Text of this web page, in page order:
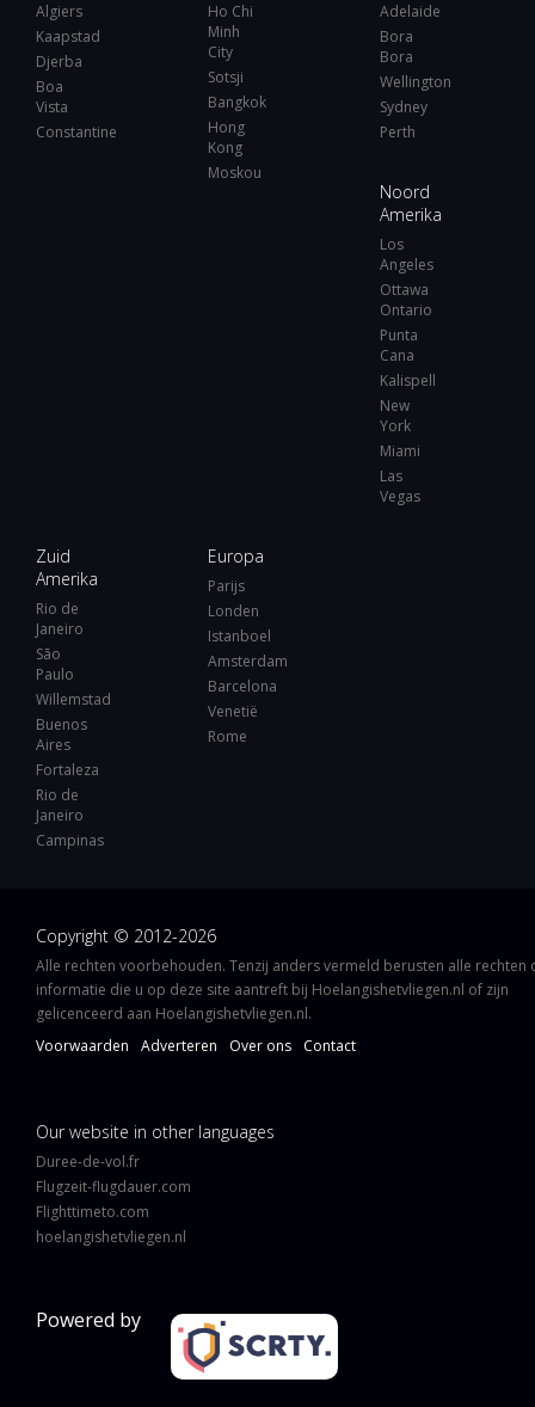
Algiers
Kaapstad
Djerba
Boa
Vista
Constantine
Ho Chi
Minh
City
Sotsji
Bangkok
Hong
Kong
Moskou
Adelaide
Bora
Bora
Wellington
Sydney
Perth
Noord
Amerika
Los
Angeles
Ottawa
Ontario
Punta
Cana
Kalispell
New
York
Miami
Las
Vegas
Zuid
Amerika
Rio de
Janeiro
São
Paulo
Willemstad
Buenos
Aires
Fortaleza
Rio de
Janeiro
Campinas
Europa
Parijs
Londen
Istanboel
Amsterdam
Barcelona
Venetië
Rome
Copyright © 2012-2026
Alle rechten voorbehouden. Tenzij anders vermeld berusten alle rechten
informatie die u op deze site aantreft bij Hoelangishetvliegen.nl of zijn
gelicenceerd aan Hoelangishetvliegen.nl.
Voorwaarden
Adverteren Over ons Contact
Our website in other languages
Duree-de-vol.fr
Flugzeit-flugdauer.com
Flighttimeto.com
hoelangishetvliegen.nl
Powered by